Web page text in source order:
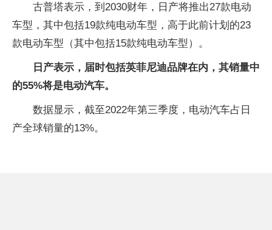
古普塔表示，到2030财年，日产将推出27款电动
车型，其中包括19款纯电动车型，高于此前计划的23
款电动车型（其中包括15款纯电动车型）。
日产表示，届时包括英菲尼迪品牌在内，其销量中
的55%将是电动汽车。
数据显示，截至2022年第三季度，电动汽车占日
产全球销量的13%。